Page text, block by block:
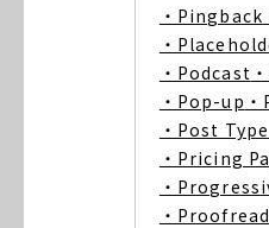
・Pingback
・
・Podcast
・Pop-up
・Post Type
・Pricing
・
・